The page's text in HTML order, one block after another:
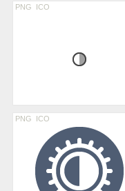
PNG ICO
PNG ICO